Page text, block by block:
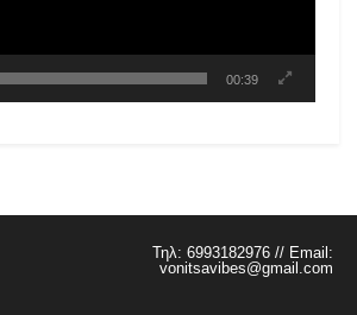
00:39
Τηλ: 6993182976 // Email:
vonitsavibes@gmail.com